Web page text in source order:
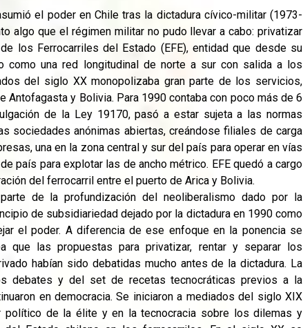
el poder en Chile tras la dictadura cívico-militar (1973-
algo que el régimen militar no pudo llevar a cabo: privatizar
los Ferrocarriles del Estado (EFE), entidad que desde su
como una red longitudinal de norte a sur con salida a los
del siglo XX monopolizaba gran parte de los servicios,
Antofagasta y Bolivia. Para 1990 contaba con poco más de 6
de la Ley 19170, pasó a estar sujeta a las normas
sociedades anónimas abiertas, creándose filiales de carga
una en la zona central y sur del país para operar en vías
país para explotar las de ancho métrico. EFE quedó a cargo
del ferrocarril entre el puerto de Arica y Bolivia.
de la profundización del neoliberalismo dado por la
de subsidiariedad dejado por la dictadura en 1990 como
el poder. A diferencia de ese enfoque en la ponencia se
que las propuestas para privatizar, rentar y separar los
habían sido debatidas mucho antes de la dictadura. La
debates y del set de recetas tecnocráticas previos a la
en democracia. Se iniciaron a mediados del siglo XIX
de la élite y en la tecnocracia sobre los dilemas y